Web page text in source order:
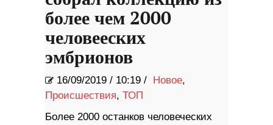
более чем 2000
человееских
эмбрионов
16/09/2019 / 10:19 / Новое,
Происшествия, ТОП
Более 2000 останков человеческих